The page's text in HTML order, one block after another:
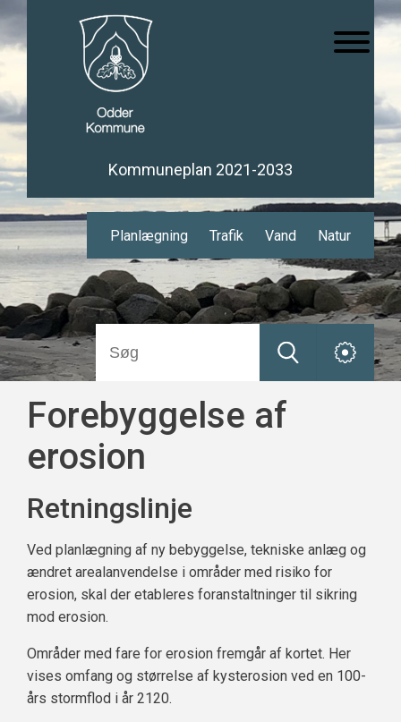
Kommuneplan 2021-2033
Planlægning Trafik Vand Natur
Forebyggelse af
erosion
Retningslinje
Ved planlægning af ny bebyggelse, tekniske anlæg og
ændret arealanvendelse i områder med risiko for
erosion, skal der etableres foranstaltninger til sikring
mod erosion.
Områder med fare for erosion fremgår af kortet. Her
vises omfang og størrelse af kysterosion ved en 100-
års stormflod i år 2120.